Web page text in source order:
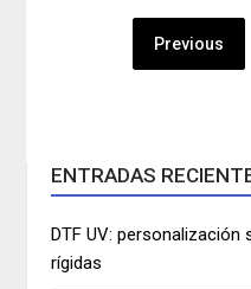
NavegaciónPrevious
ENTRADAS
DTF UV:
rígidas